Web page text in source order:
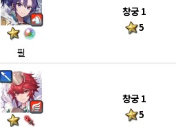
필
창궁 1
5
창궁 1
5